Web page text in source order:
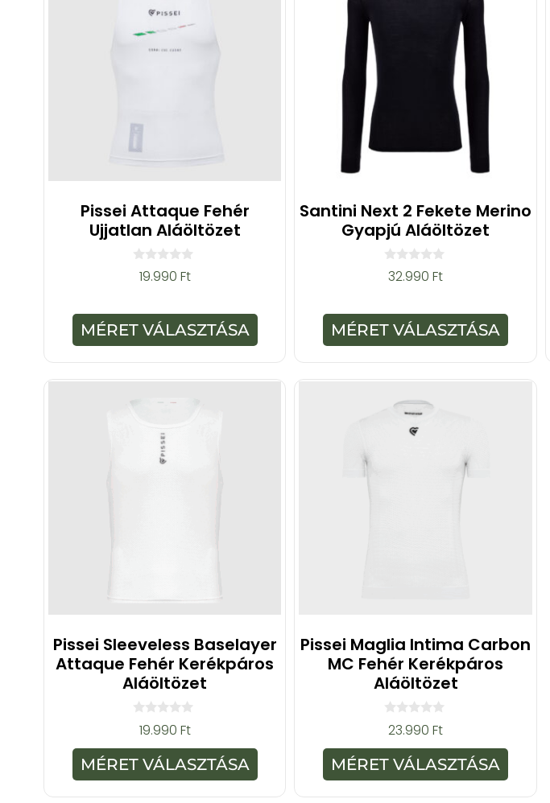
Pissei Attaque Fehér
Ujjatlan Aláöltözet
0
-
b
ő
l
19.990 Ft
MÉRET VÁLASZTÁSA
Santini Next 2 Fekete Merino
Gyapjú Aláöltözet
0
a
-
b
ő
l
32.990Ft
MÉRET VÁLASZTÁSA
Pissei Sleeveless Baselayer
Attaque Fehér Kerékpáros
Aláöltözet
0
z
5
-
b
19.990 Ft
MÉRET VÁLASZTÁSA
Pissei Maglia Intima Carbon
MC Fehér Kerékpáros
Aláöltözet
0
a
z
5
-
b
23.990Ft
MÉRET VÁLASZTÁSA